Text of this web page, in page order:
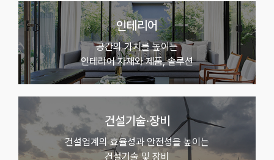
인테리어
공간의 가치를 높이는
인테리어 자재와 제품, 솔루션
건설기술·장비
건설업계의 효율성과 안전성을 높이는
건설기술 및 장비